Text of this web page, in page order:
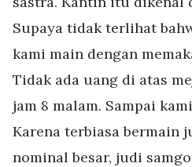
Supaya tidak terlihat
kami main dengan
Tidak ada uang di atas
jam 8 malam. Sampai
Karena terbiasa bermain
nominal besar, judi